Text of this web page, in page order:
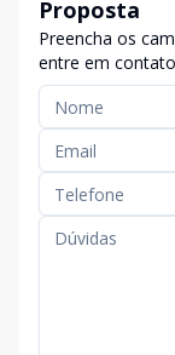
Proposta
Preencha os
entre em contato